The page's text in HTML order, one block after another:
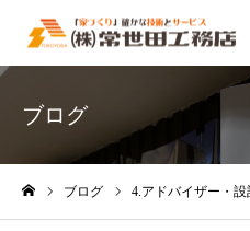
ブログ
ブログ 4.アドバイザー・